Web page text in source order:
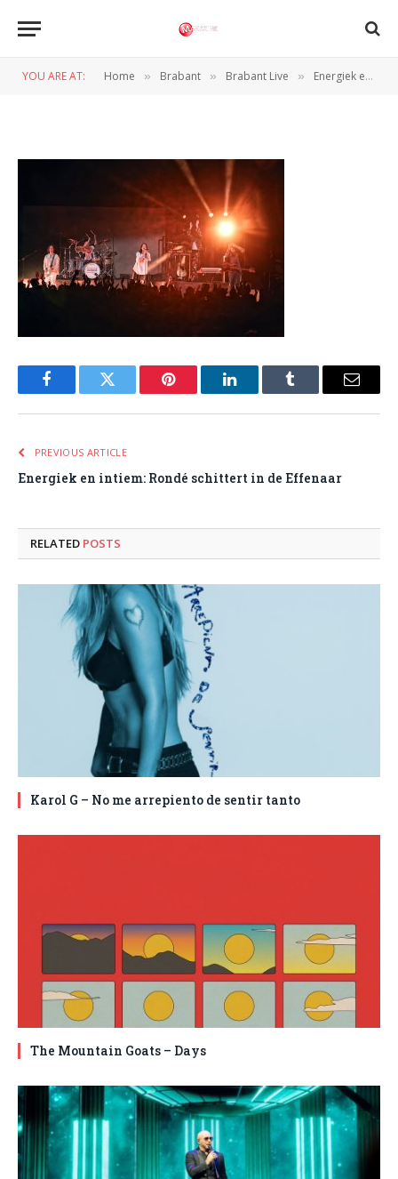
YOU ARE AT: Home » Brabant » Brabant Live » Energiek en intiem: Rondé schittert in de Effenaar
Ronde Effenaar Hakvoortfoto
FacebookTwitter Pinterest LinkedInTumblr Email
PREVIOUS ARTICLE
Energiek en intiem: Rondé schittert in de Effenaar
RELATED POSTS
Karol G – No me arrepiento de sentir tanto
The Mountain Goats – Days